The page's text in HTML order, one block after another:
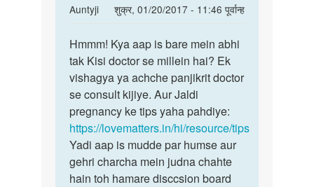
Auntyji
शुक्र, 01/20/2017 - 11:46 पूर्वान्ह
In
to
Antyji
by
Gudiiya
Hmmm!
Kya
aap
is
bare
mein
Hmmm! Kya aap is bare mein abhi
tak Kisi doctor se millein hai? Ek
vishagya ya achche panjikrit doctor
se consult kijiye. Aur Jaldi
pregnancy ke tips yaha pahdiye:
https://lovematters.in/hi/resource/tips
Yadi aap is mudde par humse aur
gehri charcha mein judna chahte
hain toh hamare disccsion board